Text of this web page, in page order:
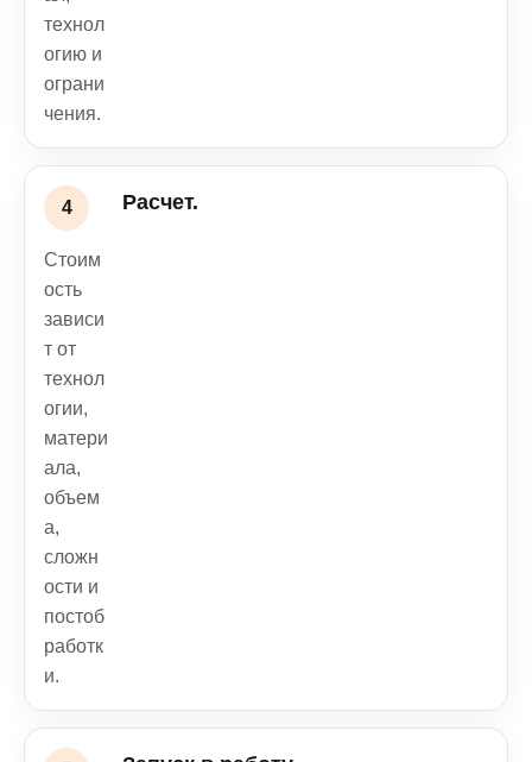
технол
огию и
ограни
чения.
Расчет.
Стоим
ость
зависи
т от
технол
огии,
матери
ала,
объем
а,
сложн
ости и
постоб
работк
и.